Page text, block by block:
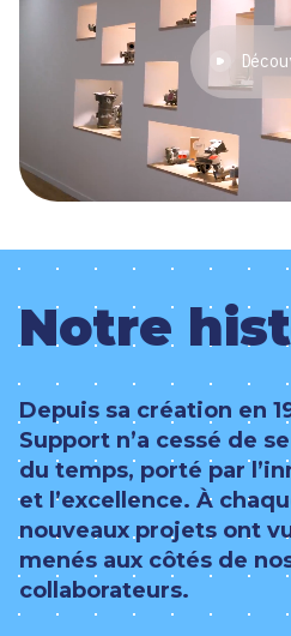
Notre
Depuis sa création en
Support n’a cessé de
du temps, porté par
et l’excellence. À
nouveaux projets ont
menés aux côtés de
collaborateurs.